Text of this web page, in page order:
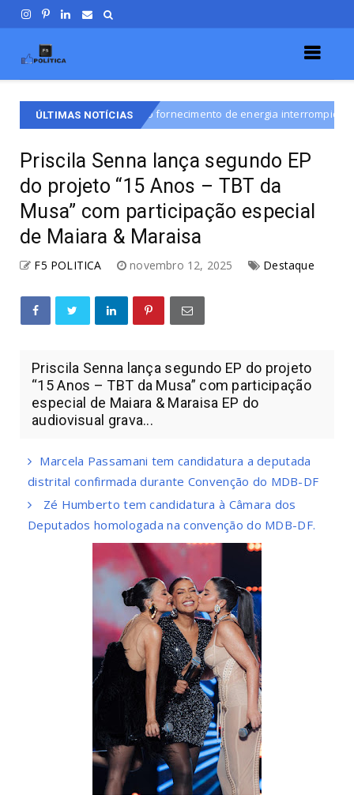
ÚLTIMAS NOTÍCIAS
terão o fornecimento de energia interrompido nesta quinta-
Priscila Senna lança segundo EP
do projeto “15 Anos – TBT da
Musa” com participação especial
de Maiara & Maraisa
F5 POLITICA novembro 12, 2025 Destaque
Priscila Senna lança segundo EP do projeto
“15 Anos – TBT da Musa” com participação
especial de Maiara & Maraisa EP do
audiovisual grava...
Marcela Passamani tem candidatura a deputada
distrital confirmada durante Convenção do MDB-DF
Zé Humberto tem candidatura à Câmara dos
Deputados homologada na convenção do MDB-DF.